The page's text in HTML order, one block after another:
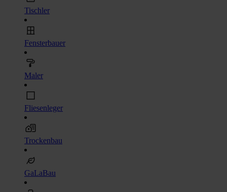
Tischler
Fensterbauer
Maler
Fliesenleger
Trockenbau
GaLaBau